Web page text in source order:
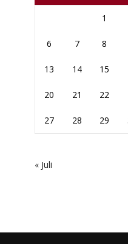
1
6 7 8
13 14 15
20 21 22
27 28 29
« Juli